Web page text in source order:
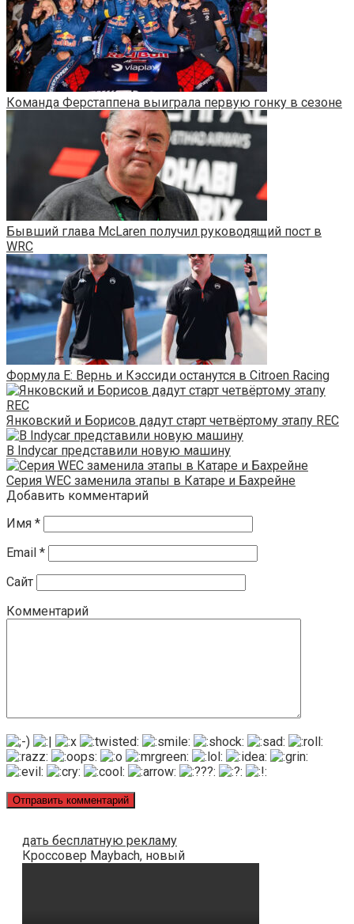
Команда Ферстаппена выиграла первую гонку в сезоне
Бывший глава McLaren получил руководящий пост в
WRC
Формула Е: Вернь и Кэссиди останутся в Citroen Racing
Янковский и Борисов дадут старт четвёртому этапу REC
В Indycar представили новую машину
Серия WEC заменила этапы в Катаре и Бахрейне
Добавить комментарий
Имя *
Email *
Сайт
Комментарий
дать бесплатную рекламу
Кроссовер Maybach, новый